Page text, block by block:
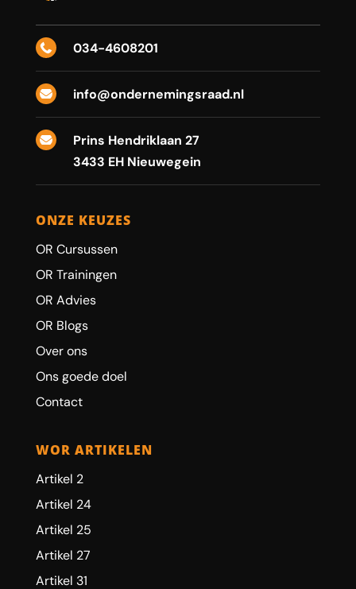
 034-4608201
 info@ondernemingsraad.nl

Prins Hendriklaan 27
3433 EH Nieuwegein
ONZE KEUZES
OR Cursussen
OR Trainingen
OR Advies
OR Blogs
Over ons
Ons goede doel
Contact
WOR ARTIKELEN
Artikel 2
Artikel 24
Artikel 25
Artikel 27
Artikel 31